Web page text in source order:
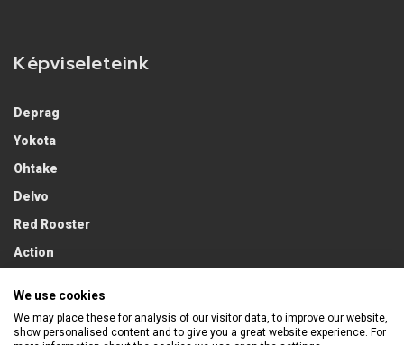
Képviseleteink
Deprag
Yokota
Ohtake
Delvo
Red Rooster
Action
We use cookies
We may place these for analysis of our visitor data, to improve our website,
show personalised content and to give you a great website experience. For